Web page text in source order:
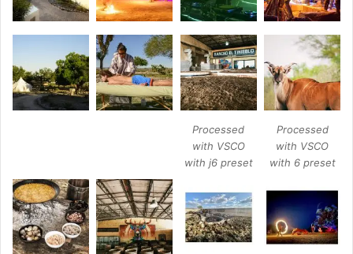
Processed
with VSCO
with j6 preset
Processed
with VSCO
with 6 preset